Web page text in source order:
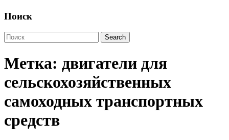
Поиск
Метка: двигатели для
сельскохозяйственных
самоходных транспортных
средств